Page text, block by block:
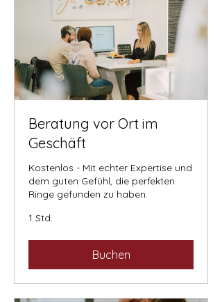
Beratung vor Ort im
Geschäft
Kostenlos - Mit echter Expertise und
dem guten Gefühl, die perfekten
Ringe gefunden zu haben.
1 Std.
Buchen